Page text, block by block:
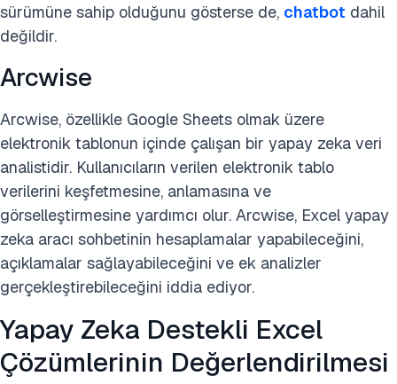
sürümüne sahip olduğunu gösterse de, chatbot dahil
değildir.
Arcwise
Arcwise, özellikle Google Sheets olmak üzere
elektronik tablonun içinde çalışan bir yapay zeka veri
analistidir. Kullanıcıların verilen elektronik tablo
verilerini keşfetmesine, anlamasına ve
görselleştirmesine yardımcı olur. Arcwise, Excel yapay
zeka aracı sohbetinin hesaplamalar yapabileceğini,
açıklamalar sağlayabileceğini ve ek analizler
gerçekleştirebileceğini iddia ediyor.
Yapay Zeka Destekli Excel
Çözümlerinin Değerlendirilmesi